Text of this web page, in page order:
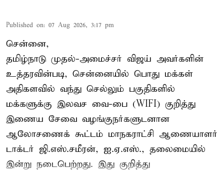
Published on: 07 Aug 2026, 3:17 pm
சென்னை,
தமிழ்நாடு முதல்-அமைச்சர் விஜய் அவர்களின்
உத்தரவின்படி, சென்னையில் பொது மக்கள்
அதிகளவில் வந்து செல்லும் பகுதிகளில்
மக்களுக்கு இலவச வை-பை (WIFI) குறித்து
இணைய சேவை வழங்குநர்களுடனான
ஆலோசணைக் கூட்டம் மாநகராட்சி ஆணையாளர்
டாக்டர் ஜி.எஸ்.சமீரன், ஐ.ஏ.எஸ்., தலைமையில்
இன்று நடைபெற்றது. இது குறித்து